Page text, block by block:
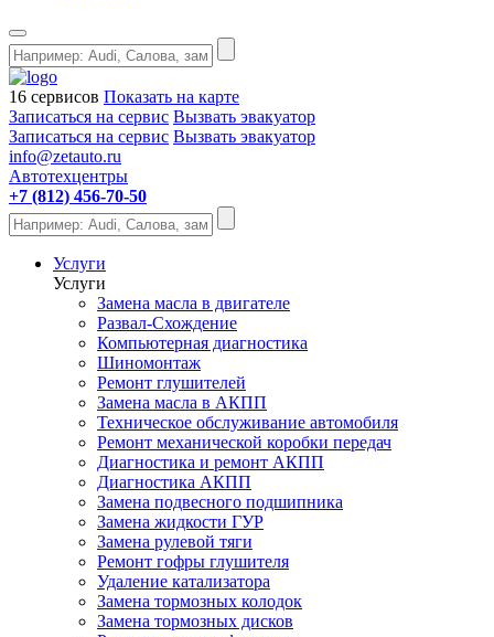
16 сервисов Показать на карте
Записаться на сервис Вызвать эвакуатор
Записаться на сервис Вызвать эвакуатор
info@zetauto.ru
Автотехцентры
+7 (812) 456-70-50
Услуги
Услуги
Замена масла в двигателе
Развал-Схождение
Компьютерная диагностика
Шиномонтаж
Ремонт глушителей
Замена масла в АКПП
Техническое обслуживание автомобиля
Ремонт механической коробки передач
Диагностика и ремонт АКПП
Диагностика АКПП
Замена подвесного подшипника
Замена жидкости ГУР
Замена рулевой тяги
Ремонт гофры глушителя
Удаление катализатора
Замена тормозных колодок
Замена тормозных дисков